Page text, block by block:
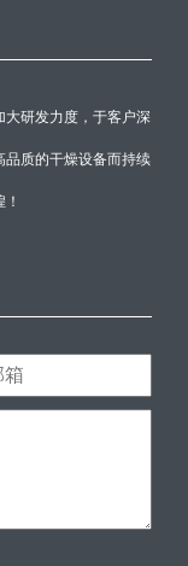
大研发力度，于客户深
品质的干燥设备而持续